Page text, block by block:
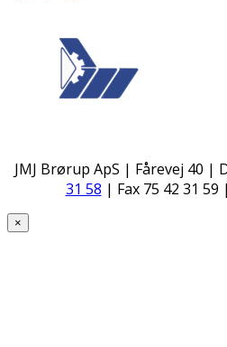
JMJ Brørup ApS | Fårevej 40 |
31 58 | Fax 75 42 31 59 |
×